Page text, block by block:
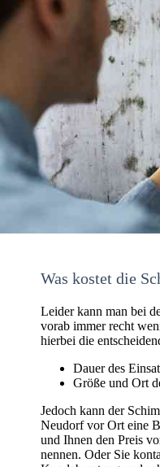
Was kostet die
Leider kann man bei
vorab immer recht
hierbei die
Dauer des
Größe und Ort
Jedoch kann der
Neudorf vor Ort eine
und Ihnen den Preis
nennen. Oder Sie